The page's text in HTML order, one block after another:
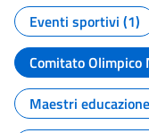
Eventi sportivi (1)
Comitato Olimpico
Maestri